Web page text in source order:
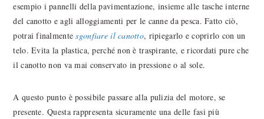
esempio i pannelli della pavimentazione, insieme alle tasche interne
del canotto e agli alloggiamenti per le canne da pesca. Fatto ciò,
potrai finalmentesgonfiare il canotto, ripiegarlo e coprirlo con un
telo. Evita la plastica, perché non è traspirante, e ricordati pure che
il canotto non va mai conservato in pressione o al sole.
A questo punto è possibile passare alla pulizia del motore, se
presente. Questa rappresenta sicuramente una delle fasi più